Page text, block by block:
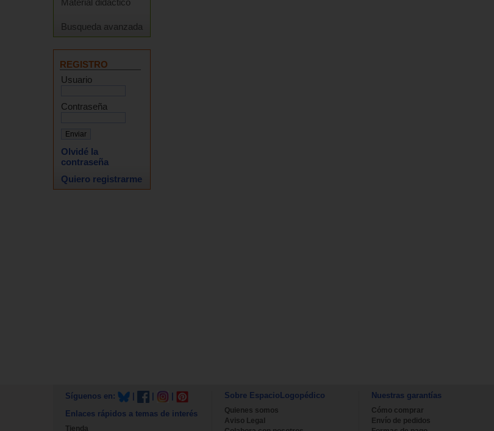
Material didáctico
Busqueda avanzada
REGISTRO
Usuario
Contraseña
Olvidé la
contraseña
Quiero registrarme
Síguenos en:
Enlaces rápidos a temas de interés
Tienda
Sobre EspacioLogopédico
Quienes somos
Aviso Legal
Nuestras garantías
Cómo comprar
Envío de pedidos